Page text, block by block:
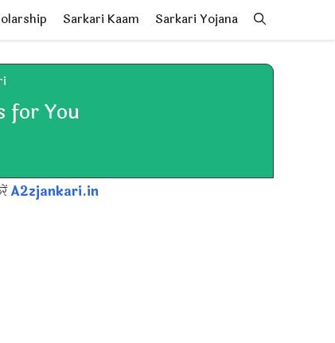
Sarkari Kaam Sarkari Yojana
for You
A2zjankari.in